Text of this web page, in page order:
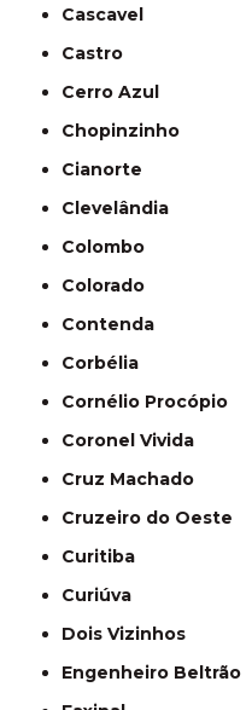
Cascavel
Castro
Cerro Azul
Chopinzinho
Cianorte
Clevelândia
Colombo
Colorado
Contenda
Corbélia
Cornélio Procópio
Coronel Vivida
Cruz Machado
Cruzeiro do Oeste
Curitiba
Curiúva
Dois Vizinhos
Engenheiro Beltrão